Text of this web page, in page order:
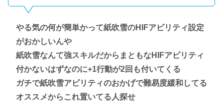
やる気の何が簡単かって紙吹雪のHIFアビリティ設定
がおかしいんや
紙吹雪なんて強スキルだからまともなHIFアビリティ
付かないはずなのに+1行動が2回も付いてくる
ガチで紙吹雪アビリティのおかげで難易度緩和してる
オススメからこれ置いてる人探せ